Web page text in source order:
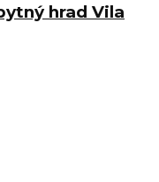
hrad Vila